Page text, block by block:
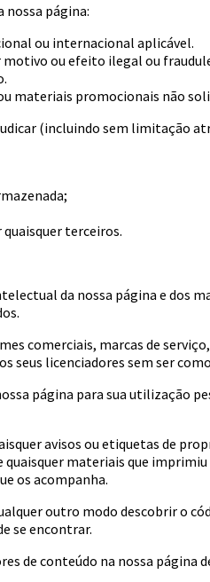
nossa página:
ou internacional aplicável.
motivo ou efeito ilegal ou
materiais promocionais não
(incluindo sem limitação
terceiros.
da nossa página e
comerciais, marcas de
seus licenciadores sem ser
página para sua utilização
avisos ou etiquetas de
materiais que
os acompanha.
outro modo descobrir o
se encontrar.
de conteúdo na nossa página